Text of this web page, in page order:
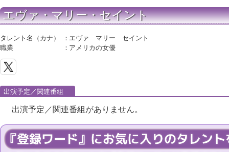
エヴァ・マリー・セイント
タレント名（カナ） ： エヴァ マリー セイント
職業
： アメリカの女優
出演予定／関連番組
出演予定／関連番組がありません。